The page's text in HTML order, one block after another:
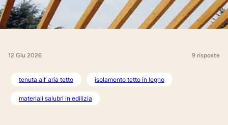
12 Giu 2026 9 risposte
tenuta all’ aria tetto isolamento tetto in legno
materiali salubri in edilizia